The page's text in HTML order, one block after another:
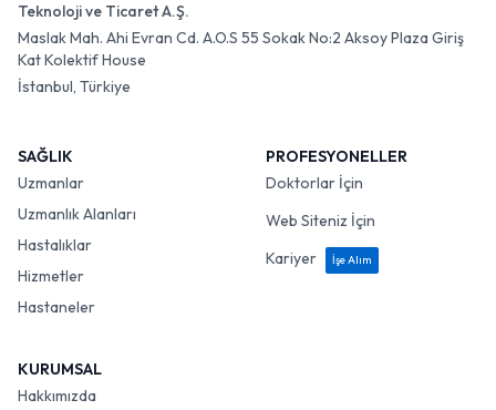
Teknoloji ve Ticaret A.Ş.
Maslak Mah. Ahi Evran Cd. A.O.S 55 Sokak No:2 Aksoy Plaza Giriş
Kat Kolektif House
İstanbul, Türkiye
SAĞLIK
Uzmanlar
Uzmanlık Alanları
Hastalıklar
Hizmetler
Hastaneler
PROFESYONELLER
Doktorlar İçin
Web Siteniz İçin
Kariyer
İşe Alım
KURUMSAL
Hakkımızda